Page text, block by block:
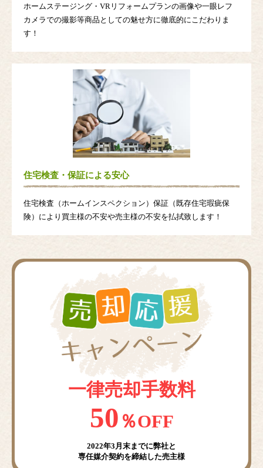
ホームステージング・VRリフォームプランの画像や一眼レフ
カメラでの撮影等商品としての魅せ方に徹底的にこだわりま
す！
住宅検査・保証による安心
住宅検査（ホームインスペクション）保証（既存住宅瑕疵保
険）により買主様の不安や売主様の不安を払拭致します！
一律売却手数料
50 ％OFF
2022年3月末までに弊社と
専任媒介契約を締結した売主様